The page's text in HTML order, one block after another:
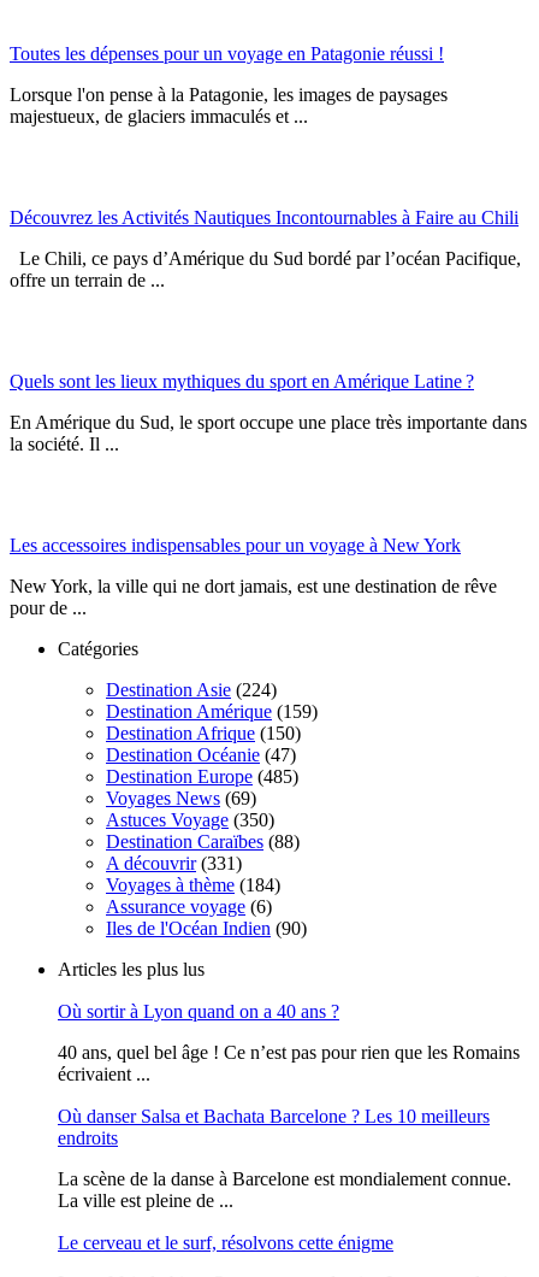
Toutes les dépenses pour un voyage en Patagonie réussi !
Lorsque l'on pense à la Patagonie, les images de paysages
majestueux, de glaciers immaculés et ...
Découvrez les Activités Nautiques Incontournables à Faire au Chili
Le Chili, ce pays d’Amérique du Sud bordé par l’océan Pacifique,
offre un terrain de ...
Quels sont les lieux mythiques du sport en Amérique Latine ?
En Amérique du Sud, le sport occupe une place très importante dans
la société. Il ...
Les accessoires indispensables pour un voyage à New York
New York, la ville qui ne dort jamais, est une destination de rêve
pour de ...
Catégories
Destination Asie (224)
Destination Amérique (159)
Destination Afrique (150)
Destination Océanie (47)
Destination Europe (485)
Voyages News (69)
Astuces Voyage (350)
Destination Caraïbes (88)
A découvrir(331)
Voyages à thème (184)
Assurance voyage (6)
Iles de l'Océan Indien (90)
Articles les plus lus
Où sortir à Lyon quand on a 40 ans ?
40 ans, quel bel âge ! Ce n’est pas pour rien que les Romains
écrivaient ...
Où danser Salsa et Bachata Barcelone ? Les 10 meilleurs
endroits
La scène de la danse à Barcelone est mondialement connue.
La ville est pleine de ...
Le cerveau et le surf, résolvons cette énigme